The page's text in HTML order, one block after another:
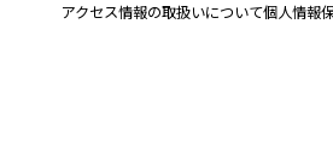
アクセス情報の取扱いについて個人情報